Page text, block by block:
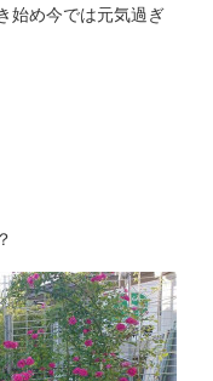
始め今では元気過ぎ